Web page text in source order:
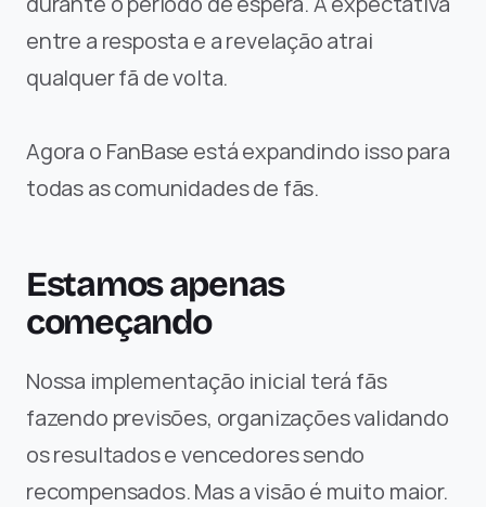
entre a resposta e a revelação atrai
qualquer fã de volta.
Agora o FanBase está expandindo isso para
todas as comunidades de fãs.
Estamos apenas
começando
Nossa implementação inicial terá fãs
fazendo previsões, organizações validando
os resultados e vencedores sendo
recompensados. Mas a visão é muito maior.